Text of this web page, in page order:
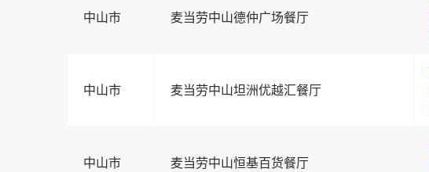
中山市 麦当劳中山德仲广场餐厅
中山市 麦当劳中山坦洲优越汇餐厅
中山市 麦当劳中山恒基百货餐厅